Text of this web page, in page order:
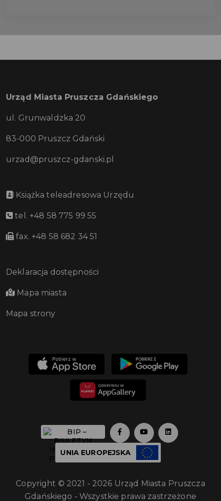
Urząd Miasta Pruszcza Gdańskiego
ul. Grunwaldzka 20
83-000 Pruszcz Gdański
urzad@pruszcz-gdanski.pl
Książka teleadresowa Urzędu
tel. +48 58 775 99 55
fax. +48 58 682 34 51
Deklaracja dostępności
Mapa miasta
Mapa strony
UNIA EUROPEJSKA
Copyright © 2021 - 2026 Urząd Miasta Pruszcza
Gdańskiego - Wszystkie prawa zastrzeżone